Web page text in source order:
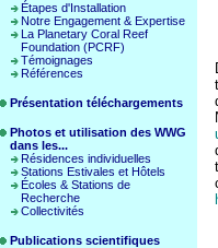
Étapes d'Installation
Notre Engagement & Expertise
La Planetary Coral Reef
Foundation (PCRF)
Témoignages
Références
Présentation téléchargements
Photos et utilisation des WWG
dans les...
Résidences individuelles
Stations Estivales et Hôtels
Écoles & Stations de
Recherche
Collectivités
Publications scientifiques